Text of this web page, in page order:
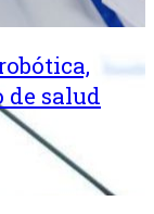
de salud